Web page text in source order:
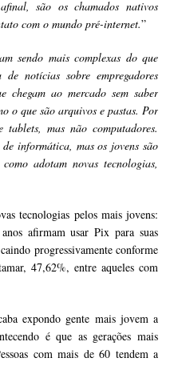
são os chamados nativos
com o mundo pré-internet.”
sendo mais complexas do que
notícias sobre empregadores
chegam ao mercado sem saber
o que são arquivos e pastas. Por
mas não computadores.
informática, mas os jovens são
adotam novas tecnologias,
tecnologias pelos mais jovens:
afirmam usar Pix para suas
progressivamente conforme
47,62%, entre aqueles com
expondo gente mais jovem a
é que as gerações mais
com mais de 60 tendem a